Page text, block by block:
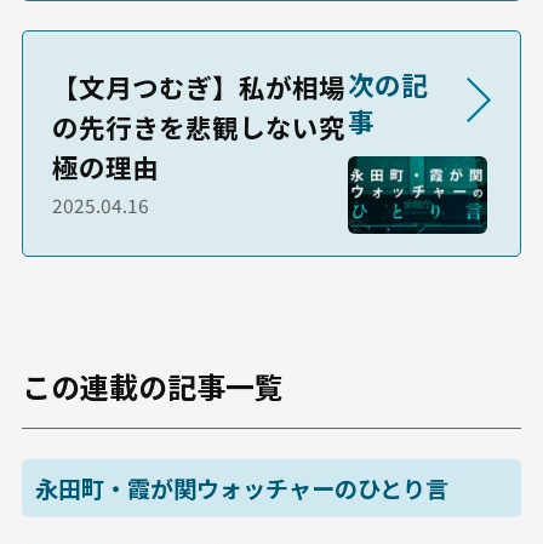
次の記
事
【文月つむぎ】私が相場
の先行きを悲観しない究
極の理由
2025.04.16
この連載の記事一覧
永田町・霞が関ウォッチャーのひとり言